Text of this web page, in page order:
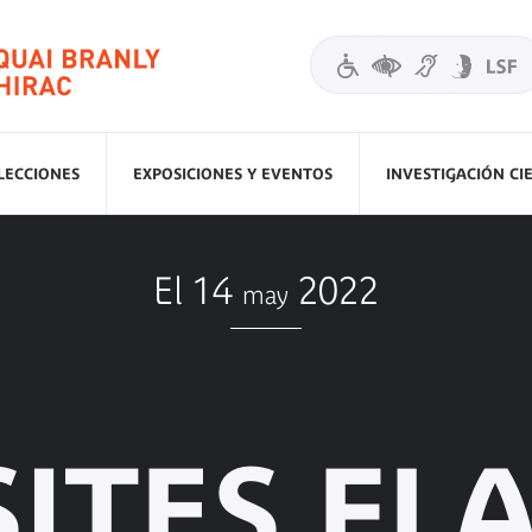
EXPOSICIONES Y EVENTOS INVESTIGACIÓN
El 14 may 2022